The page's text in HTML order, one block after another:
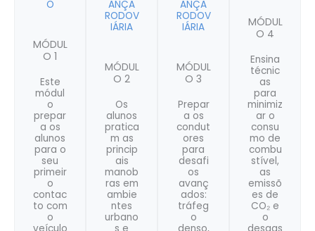
O
MÓDUL
O 1
Este
módul
o
prepar
a os
alunos
para o
seu
primeir
o
contac
to com
o
veículo
ANÇA
RODOV
IÁRIA
MÓDUL
O 2
Os
alunos
pratica
m as
princip
ais
manob
ras em
ambie
ntes
urbano
s e
ANÇA
RODOV
IÁRIA
MÓDUL
O 3
Prepar
a os
condut
ores
para
desafi
os
avanç
ados:
tráfeg
o
denso,
MÓDUL
O 4
Ensina
técnic
as
para
minimiz
ar o
consu
mo de
combu
stível,
as
emissõ
es de
CO₂ e
o
desgas